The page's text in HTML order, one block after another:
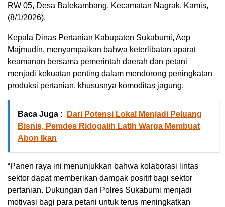
RW 05, Desa Balekambang, Kecamatan Nagrak, Kamis,
(8/1/2026).
Kepala Dinas Pertanian Kabupaten Sukabumi, Aep
Majmudin, menyampaikan bahwa keterlibatan aparat
keamanan bersama pemerintah daerah dan petani
menjadi kekuatan penting dalam mendorong peningkatan
produksi pertanian, khususnya komoditas jagung.
Baca Juga :
Dari Potensi Lokal Menjadi Peluang
Bisnis, Pemdes Ridogalih Latih Warga Membuat
Abon Ikan
“Panen raya ini menunjukkan bahwa kolaborasi lintas
sektor dapat memberikan dampak positif bagi sektor
pertanian. Dukungan dari Polres Sukabumi menjadi
motivasi bagi para petani untuk terus meningkatkan